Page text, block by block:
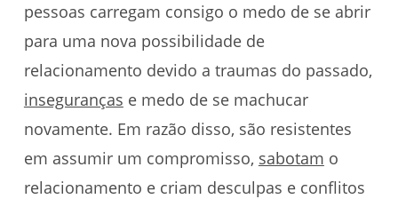
pessoas carregam consigo o medo de se abrir
para uma nova possibilidade de
relacionamento devido a traumas do passado,
inseguranças e medo de se machucar
novamente. Em razão disso, são resistentes
em assumir um compromisso, sabotam o
relacionamento e criam desculpas e conflitos